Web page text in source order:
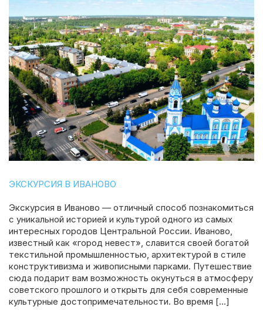
ЭКСКУРСИЯ В ИВАНОВО
Экскурсия в Иваново — отличный способ познакомиться
с уникальной историей и культурой одного из самых
интересных городов Центральной России. Иваново,
известный как «город невест», славится своей богатой
текстильной промышленностью, архитектурой в стиле
конструктивизма и живописными парками. Путешествие
сюда подарит вам возможность окунуться в атмосферу
советского прошлого и открыть для себя современные
культурные достопримечательности. Во время […]